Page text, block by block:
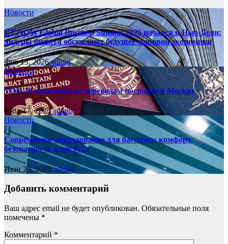
Новости
ET NOW Global Business Summit 2026 начался в Нью‑Дели:
лидеры бизнеса обсуждают будущее мировой экономики
Фев 13, 2026admin
Новости
ТОП-10 компаний по переводам паспорта в Москве
Июл 17, 2025admin
Новости
Современное оборудование для бассейна: комфорт,
безопасность и чистота
Июн 29, 2025admin
Добавить комментарий
Ваш адрес email не будет опубликован. Обязательные поля
помечены *
Комментарий *